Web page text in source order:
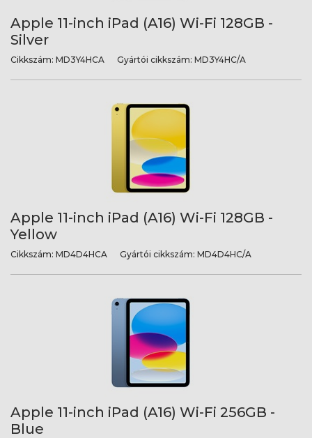
Apple 11-inch iPad (A16) Wi-Fi 128GB -
Silver
Cikkszám: MD3Y4HCA Gyártói cikkszám: MD3Y4HC/A
Apple 11-inch iPad (A16) Wi-Fi 128GB -
Yellow
Cikkszám: MD4D4HCA Gyártói cikkszám: MD4D4HC/A
Apple 11-inch iPad (A16) Wi-Fi 256GB -
Blue